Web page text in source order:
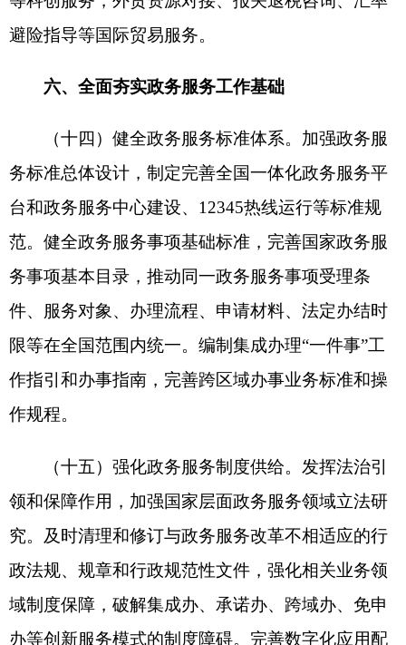
效办成一件事”政策解读和舆论引导，充分调动地方
各级政府和有关方面积极性，增强工作合力，狠抓
探索，力争重点领域、重点事项取得更大突破。及
广，推动“一地创新、多地复用”。
附件：“高效办成一件事”2024年度重点事项清
国务院
2024年1月9日
（此件公开发布）
单